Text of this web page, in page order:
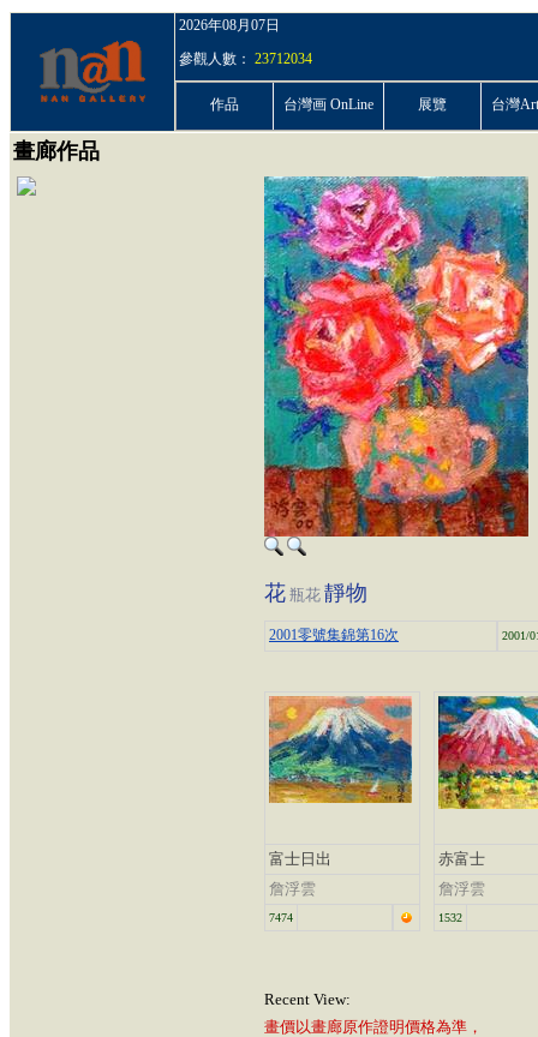
2026年08月07日
參觀人數： 23712034
作品 台灣画 OnLine 展覽 台灣
畫廊作品
花 瓶花 靜物
2001零號集錦第16次 2001/
富士日出
詹浮雲
7474
赤富士
詹浮雲
1532
Recent View:
畫價以畫廊原作證明價格為準，